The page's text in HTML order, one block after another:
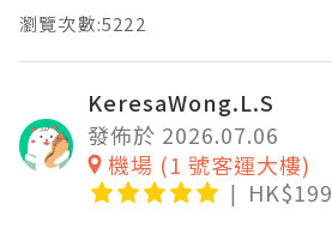
瀏覽次數:5222
KeresaWong.L.S
發佈於 2026.07.06
機場 (1 號客運大樓)
HK$199